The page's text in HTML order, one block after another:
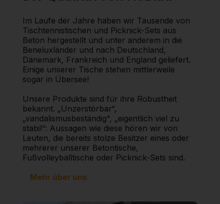
Im Laufe der Jahre haben wir Tausende von
Tischtennistischen und Picknick-Sets aus
Beton hergestellt und unter anderem in die
Beneluxländer und nach Deutschland,
Dänemark, Frankreich und England geliefert.
Einige unserer Tische stehen mittlerweile
sogar in Übersee!
Unsere Produkte sind für ihre Robustheit
bekannt. „Unzerstörbar“,
„vandalismusbeständig“, „eigentlich viel zu
stabil“: Aussagen wie diese hören wir von
Leuten, die bereits stolze Besitzer eines oder
mehrerer unserer Betontische,
Fußvolleyballtische oder Picknick-Sets sind.
Mehr über uns